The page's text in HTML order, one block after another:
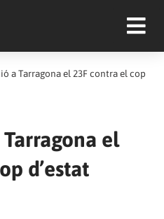
a Tarragona el 23F contra el cop
el
d’estat